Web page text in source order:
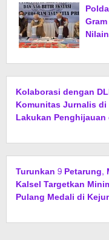
Kolaborasi dengan
Komunitas Jurnalis di
Lakukan
Turunkan 9 Petarung,
Kalsel Targetkan
Pulang Medali di